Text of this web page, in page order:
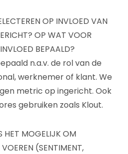
OP INVLOED VAN
OP WAT VOOR
BEPAALD?
n.a.v. de rol van de
werknemer of klant. We
metric op ingericht. Ook
gebruiken zoals Klout.
HET MOGELIJK OM
(SENTIMENT,